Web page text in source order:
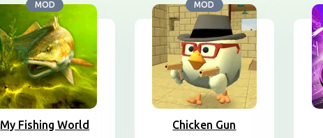
MOD
My Fishing World
MOD
Chicken Gun